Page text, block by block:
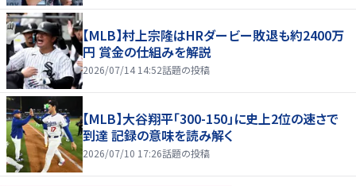
【MLB】村上宗隆はHRダービー敗退も約2400万
円 賞金の仕組みを解説
2026/07/14 14:52話題の投稿
【MLB】大谷翔平「300-150」に史上2位の速さで
到達 記録の意味を読み解く
2026/07/10 17:26話題の投稿